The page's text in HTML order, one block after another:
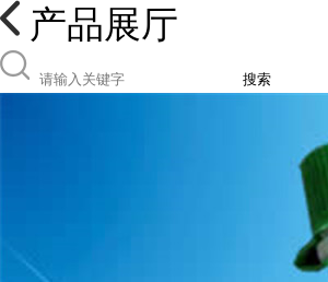
产品展厅
搜索